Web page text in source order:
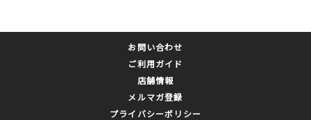
お問い合わせ
ご利用ガイド
店舗情報
メルマガ登録
プライバシーポリシー